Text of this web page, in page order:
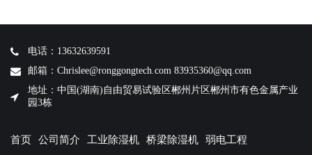
电话：13632639591
邮箱：Chrislee@ronggongtech.com 83935360@qq.com
地址：中国(湖南)自由贸易试验区郴州片区郴州市有色金属产业
园3栋
首页 公司简介 工业除湿机 桥梁除湿机 弱电工程